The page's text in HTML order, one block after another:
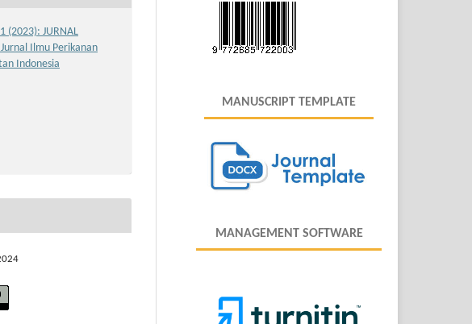
(2023): JURNAL
Ilmu Perikanan
Indonesia
MANUSCRIPT TEMPLATE
MANAGEMENT SOFTWARE